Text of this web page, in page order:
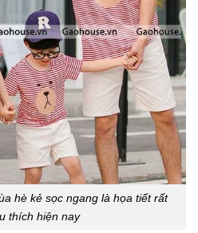
hè kẻ sọc ngang là họa tiết rất
thích hiện nay